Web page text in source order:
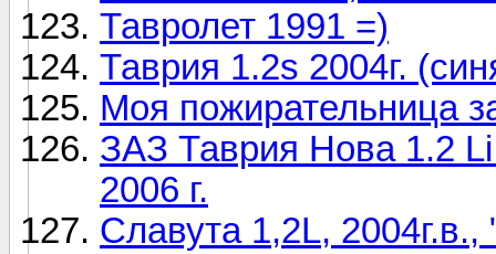
Тавролет 1991 =)
Таврия 1.2s 2004г.
Моя пожирательница
ЗАЗ Таврия Нова 1.2
2006 г.
Славута 1,2L,